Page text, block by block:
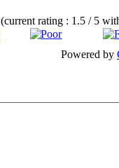
(current rating : 1.5 / 5
Powered by